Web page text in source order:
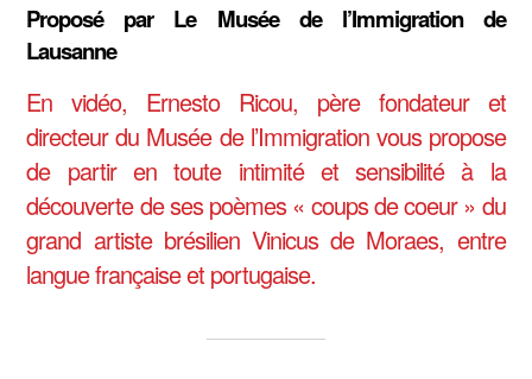
Proposé par Le Musée de l’Immigration de
Lausanne
En vidéo, Ernesto Ricou, père fondateur et
directeur du Musée de l’Immigration vous propose
de partir en toute intimité et sensibilité à la
découverte de ses poèmes « coups de coeur » du
grand artiste brésilien Vinicus de Moraes, entre
langue française et portugaise.